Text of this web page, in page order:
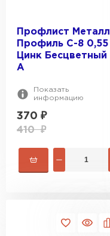
Профлист Металл
Профиль С-8 0,55
Цинк Бесцветный |
A
Показать
информацию
370 ₽
410₽